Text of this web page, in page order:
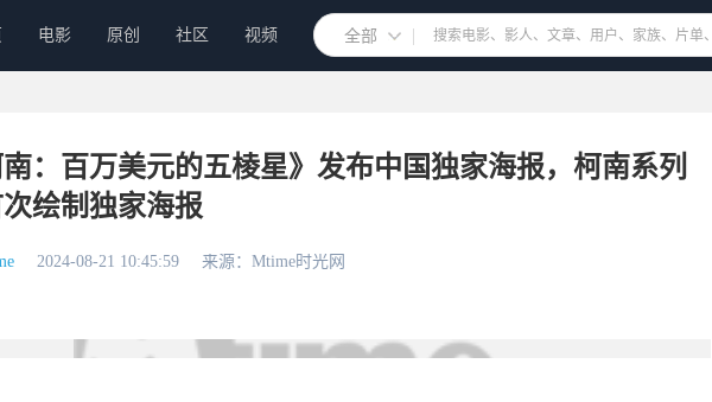
电影 原创 社区 视频 全部
南：百万美元的五棱星》发布中国独家海报，柯南系列
绘制独家海报
2024-08-21 10:45:59 来源：Mtime时光网